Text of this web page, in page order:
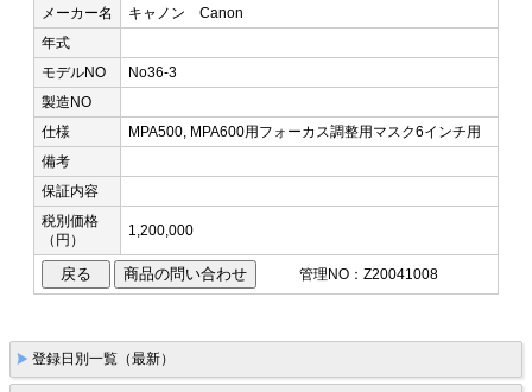
メーカー名
キャノン Canon
年式
モデルNO
No36-3
製造NO
仕様
MPA500, MPA600用フォーカス調整用マスク 6インチ用
備考
保証内容
税別価格
（円）
1,200,000
管理NO：Z20041008
登録日別一覧（最新）